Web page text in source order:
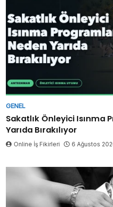
GENEL
Sakatlık Önleyici Isınma
Yarıda Bırakılıyor
Online İş Fikirleri 6 Ağustos